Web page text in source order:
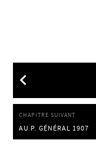
CHAPITRE SUIVANT
AU P. GÉNÉRAL 1907
AU P. GÉNÉRAL 1907